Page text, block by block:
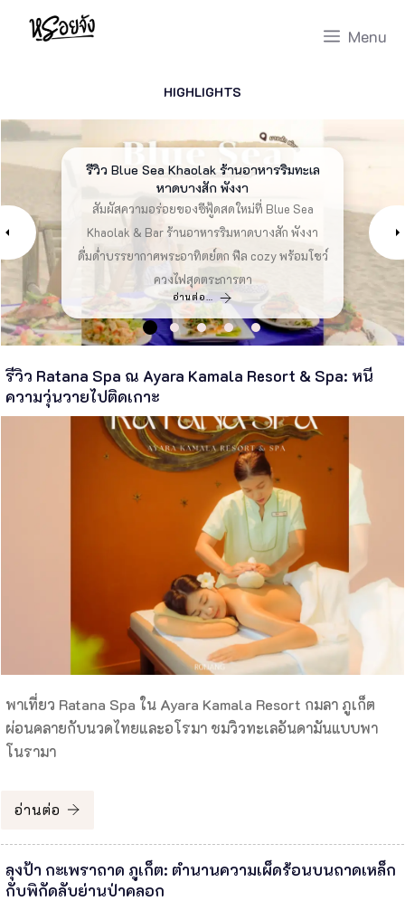
Skip
Menu
HIGHLIGHTS
รีวิว Blue Sea Khaolak ร้านอาหารริมทะเล
หาดบางสัก พังงา
สัมผัสความอร่อยของซีฟู้ดสดใหม่ที่ Blue Sea
Khaolak & Bar ร้านอาหารริมหาดบางสัก พังงา
ดื่มด่ำบรรยากาศพระอาทิตย์ตก ฟีล cozy พร้อมโชว์
ควงไฟสุดตระการตา
อ่านต่อ…
รีวิว เพาะรัก ตะกั่วป่า อาณาจักรความอร่อยริม
น้ำ เคล้ามู้ดสโลว์ไลฟ์แห่งพังงา อัปเดต 2026
ไปลอง ร้านเพาะรัก ตะกั่วป่า คาเฟ่และร้านอาหารริม
คลองสุดชิลล์ พังงา อัปเดต 2026 จัดเต็มเมนูส้มตำ
แซ่บ พิซซ่าโฮมเมด หมูกระทะ พร้อมคู่มือเที่ยวเมือง
เก่าตะกั่วป่าแบบเจาะลึก
อ่านต่อ…
รีวิว Boonta Grill หาดนาใต้ พังงา ปิ้งย่าง ชาบู
วิวน้ำพุ คาเฟ่ดอกไม้
พาชิม แจ้ปส์ (JAPs) ร้านอาหารญี่ปุ่นเปิดใหม่ใน
ตะกั่วป่าสแควร์ พังงา ฟีลเกียวโตสุดละมุน ชูโรงด้วย
ซาชิมิปลาไทยสุดพรีเมียม ราคาหลักร้อย ที่จอดรถ
เพียบ
อ่านต่อ…
รีวิวร้านแจ้ปส์ JAPs ตะกั่วป่า อาหารญี่ปุ่นสุด
หรอย
พาชิม แจ้ปส์ (JAPs) ร้านอาหารญี่ปุ่นเปิดใหม่ใน
ตะกั่วป่าสแควร์ พังงา ฟีลเกียวโตสุดละมุน ชูโรงด้วย
ซาชิมิปลาไทยสุดพรีเมียม ราคาหลักร้อย ที่จอดรถ
เพียบ
อ่านต่อ…
15 ที่เที่ยวม่อนแจ่ม อัปเดตวิวภูเขาหมอกสวย
เที่ยวฟินทุกฤดู!!
แนะนำ ที่เที่ยวม่อนแจ่ม อัปเดตวิวภูเขาหมอกสวย
เที่ยวฟินทุกฤดู!! เที่ยวม่อนแจ่ม จะกลายเป็นลิสต์
อันดับต้น ๆ สน่ห์ของม่อนแจ่มคือความเรียบง่ายแต่ไม่
จำเจ ฟินๆ
อ่านต่อ…
รีวิว Ratana Spa ณ Ayara Kamala Resort & Spa: หนี
ความวุ่นวายไปติดเกาะ
พาเที่ยว Ratana Spa ใน Ayara Kamala Resort กมลา ภูเก็ต
ผ่อนคลายกับนวดไทยและอโรมา ชมวิวทะเลอันดามันแบบพา
โนรามา
อ่านต่อ
ลุงป้า กะเพราถาด ภูเก็ต: ตำนานความเผ็ดร้อนบนถาดเหล็ก
กับพิกัดลับย่านป่าคลอก